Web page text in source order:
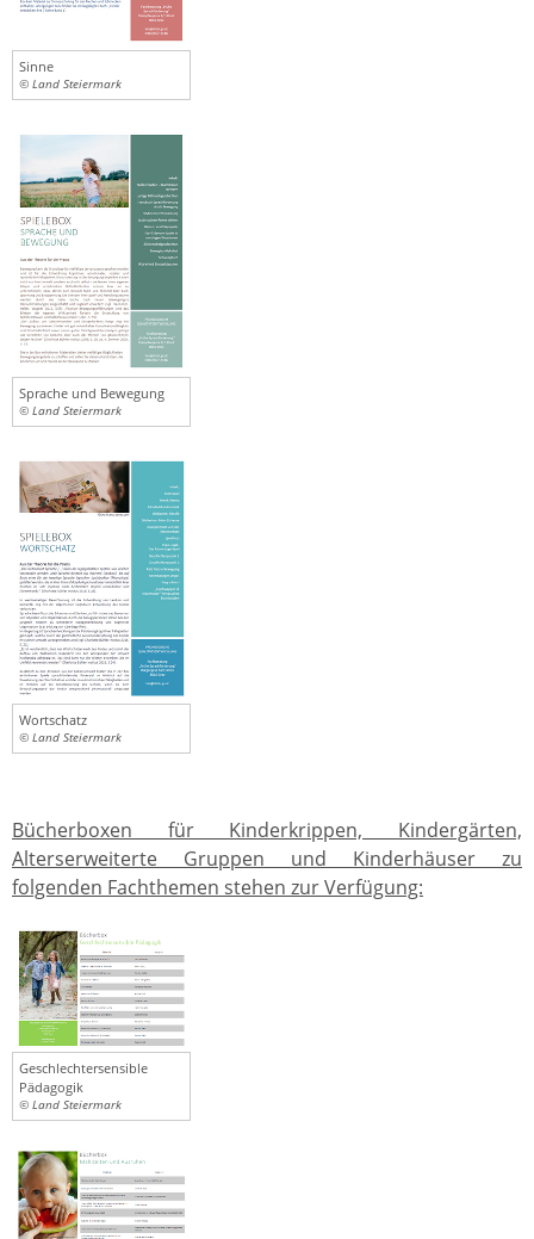
Sinne
© Land Steiermark
Sprache und Bewegung
© Land Steiermark
Wortschatz
© Land Steiermark
Bücherboxen für Kinderkrippen, Kindergärten,
Alterserweiterte Gruppen und Kinderhäuser zu
folgenden Fachthemen stehen zur Verfügung:
Geschlechtersensible
Pädagogik
© Land Steiermark